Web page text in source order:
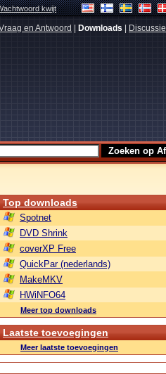
kwijt
en Antwoord Downloads Discussie
Top downloads
Spotnet
DVD Shrink
coverXP Free
QuickPar (nederlands)
MakeMKV
HWiNFO64
Meer top downloads
Laatste toevoegingen
Meer laatste toevoegingen